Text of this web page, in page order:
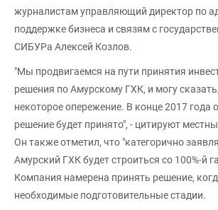
журналистам управляющий директор по
поддержке бизнеса и связям с
СИБУРа Алексей Козлов.
"Мы продвигаемся на пути принятия
решения по Амурскому ГХК, и могу
некоторое опережение. В конце 2017 года
решение будет принято", - цитируют
Он также отметил, что "категорично
Амурский ГХК будет строиться со 100%-й
Компания намерена принять решение,
необходимые подготовительные стадии.